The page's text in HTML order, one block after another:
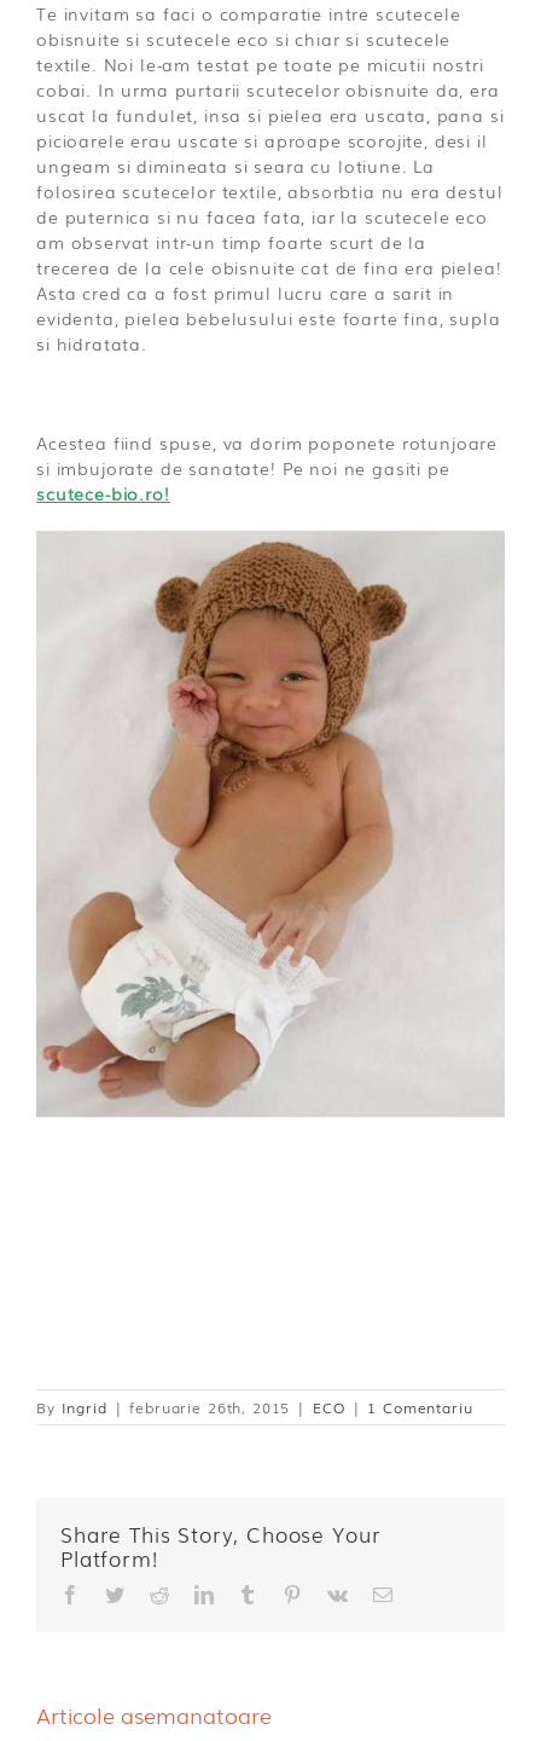
Te invitam sa faci o comparatie intre scutecele
obisnuite si scutecele eco si chiar si scutecele
textile. Noi le-am testat pe toate pe micutii nostri
cobai. In urma purtarii scutecelor obisnuite da, era
uscat la fundulet, insa si pielea era uscata, pana si
picioarele erau uscate si aproape scorojite, desi il
ungeam si dimineata si seara cu lotiune. La
folosirea scutecelor textile, absorbtia nu era destul
de puternica si nu facea fata, iar la scutecele eco
am observat intr-un timp foarte scurt de la
trecerea de la cele obisnuite cat de fina era pielea!
Asta cred ca a fost primul lucru care a sarit in
evidenta, pielea bebelusului este foarte fina, supla
si hidratata.
Acestea fiind spuse, va dorim poponete rotunjoare
si imbujorate de sanatate! Pe noi ne gasiti pe
scutece-bio.ro!
By Ingrid | februarie 26th, 2015 | ECO | 1 Comentariu
Share This Story, Choose Your
Platform!
Facebook
TwitterRedditLinkedIn
TumblrPinterest
Vk
E-
Articole asemanatoare